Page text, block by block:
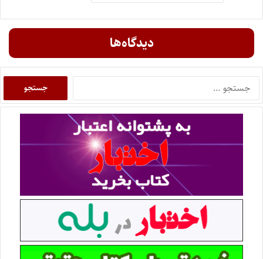
دیدگاه‌ها